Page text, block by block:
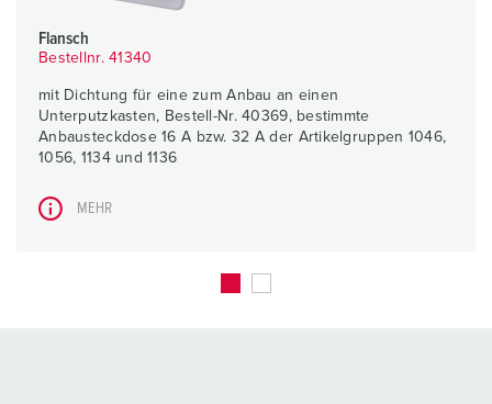
Flansch
Bestellnr. 41340
mit Dichtung für eine zum Anbau an einen
Unterputzkasten, Bestell-Nr. 40369, bestimmte
Anbausteckdose 16 A bzw. 32 A der Artikelgruppen 1046,
1056, 1134 und 1136
MEHR